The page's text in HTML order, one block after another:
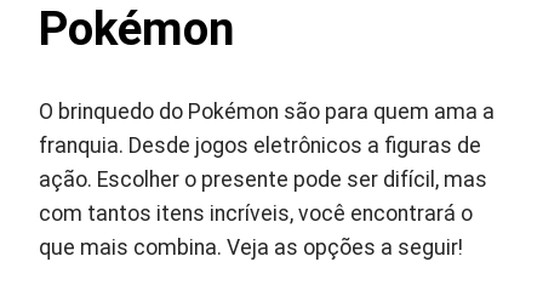
Pokémon
O brinquedo do Pokémon são para quem ama a
franquia. Desde jogos eletrônicos a figuras de
ação. Escolher o presente pode ser difícil, mas
com tantos itens incríveis, você encontrará o
que mais combina. Veja as opções a seguir!